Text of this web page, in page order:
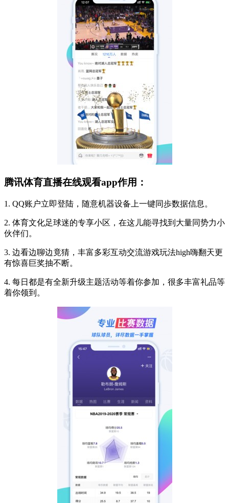
腾讯体育直播在线观看app作用：
1. QQ账户立即登陆，随意机器设备上一键同歩数据信息。
2. 体育文化足球迷的专享小区，在这儿能寻找到大量同势力小
伙伴们。
3. 边看边聊边竟猜，丰富多彩互动交流游戏玩法high嗨翻天更
有惊喜巨奖抽不断。
4. 每日都是有全新升级主题活动等着你参加，很多丰富礼品等
着你领到。